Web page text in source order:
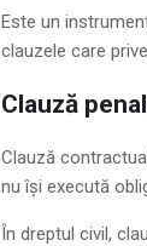
Este un
clauzele care
Clauză
Clauză
nu își execută
În dreptul civil,